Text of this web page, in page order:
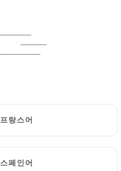
프랑스어
스페인어
프랑스어
스페인어